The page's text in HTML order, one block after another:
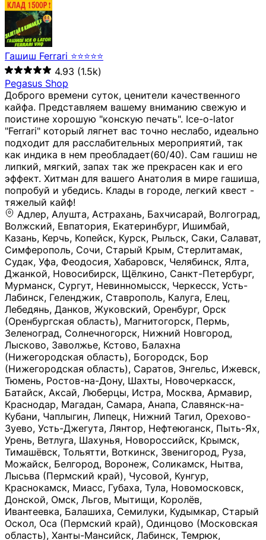
Гашиш Ferrari ⭐⭐⭐⭐⭐
4.93 (1.5k)
Pegasus Shop
Доброго времени суток, ценители качественного
кайфа. Представляем вашему вниманию свежую и
поистине хорошую "конскую печать". Ice-o-lator
"Ferrari" который лягнет вас точно неслабо, идеально
подходит для расслабительных мероприятий, так
как индика в нем преобладает(60/40). Сам гашиш не
липкий, мягкий, запах так же прекрасен как и его
эффект. Хитман для вашего Анатолия в мире гашиша,
попробуй и убедись. Клады в городе, легкий квест -
тяжелый кайф!
Адлер, Алушта, Астрахань, Бахчисарай, Волгоград, Волжский, Евпатория, Екатеринбург, Ишимбай, Казань, Керчь, Копейск, Курск, Рыльск, Саки, Салават, Симферополь, Сочи, Старый Крым, Стерлитамак, Судак, Уфа, Феодосия, Хабаровск, Челябинск, Ялта, Джанкой, Новосибирск, Щёлкино, Санкт-Петербург, Мурманск, Сургут, Невинномысск, Черкесск, Усть-Лабинск, Геленджик, Ставрополь, Калуга, Елец, Лебедянь, Данков, Жуковский, Оренбург, Орск (Оренбургская область), Магнитогорск, Пермь, Зеленоград, Солнечногорск, Нижний Новгород, Лысково, Заволжье, Кстово, Балахна (Нижегородская область), Богородск, Бор (Нижегородская область), Саратов, Энгельс, Ижевск, Тюмень, Ростов-на-Дону, Шахты, Новочеркасск, Батайск, Аксай, Люберцы, Истра, Москва, Армавир, Краснодар, Магадан, Самара, Анапа, Славянск-на-Кубани, Чаплыгин, Липецк, Нижний Тагил, Орехово-Зуево, Усть-Джегута, Лянтор, Нефтеюганск, Пыть-Ях, Урень, Ветлуга, Шахунья, Новороссийск, Крымск, Тимашёвск, Тольятти, Воткинск, Звенигород, Руза, Можайск, Белгород, Воронеж, Соликамск, Нытва, Лысьва (Пермский край), Чусовой, Кунгур, Краснокамск, Миасс, Губаха, Тула, Новомосковск, Донской, Омск, Льгов, Мытищи, Королёв, Ивантеевка, Балашиха, Семилуки, Кудымкар, Старый Оскол, Оса (Пермский край), Одинцово (Московская область), Ханты-Мансийск, Лабинск, Темрюк, Курганинск, Белореченск (Краснодарский край), Алупкa, Губкин, Рязань, Калининград, Усть-Илимск, Фрязино, Минеральные Воды, Пятигорск, Кострома, Ярославль, Коркино, Верхняя Пышма, Подольск, Красноярск, Смоленск, Долгопрудный, Чебоксары, Калачинск, Канск, Киров (Кировская область), Вологда, Рославль, Владивосток, Обнинск, Балабаново (Калужская область), Малоярославец, Брянск, Видное, Ярцево, Вязьма, Гагарин, Приволжск, Фурманов, Чайковский, Кинешма, Горячий Ключ, Улан-Удэ, Туймазы, Дюртюли, Альметьевск, Нефтекамск, Хадыженск, Апшеронск, Майкоп, Уссурийск, Ульяновск, Гатчина, Луга (Ленинградская область), Надым, Ногинск, Электросталь, Железнодорожный (Московская область), Бутурлиновка, Кириллов, Краснознаменск (Калиниградская область), Мышкин, Томмот, Холм, Абакан, Абдулино, Агидель, Агрыз, Адыгейск, Азнакаево, Алатырь, Алдан, Алейск, Александров, Александровск, Алексеевка (Белгородская обл.), Алексин, Амурск, Анадырь, Ангарск, Андреаполь, Анжеро-Судженск, Анива, Апатиты, Арамиль, Ардон, Арзамас, Аркадак, Арсеньев, Артём, Артёмовский, Архангельск, Асбест, Асино, Аткарск, Ахтубинск, Аша, Бабаево (Вологодская область), Бавлы (Республика Татарстан), Байкальск, Бакал, Баксан, Балаклава, Балаково (Саратовская область), Балашов (Саратовская область), Балтийск, Барабинск, Барнаул, Барыш (Ульяновская область), Бежецк, Белая Калитва (Ростовская область), Белебей, Белогорск (Крым), Белозерск, Белокуриха, Беломорск, Белоозёрский (Московская область), Белорецк (Республика Башкортостан), Кызыл, Белоярский (Ханты-Мансийский АО), Бердск, Березники (Пермский край), Берёзовский (Кемеровская область), Берёзовский (Свердловская область), Беслан, Бийск, Бикин, Билибино, Биробиджан, Благовещенск (Амурская область), Благовещенск (Башкортостан), Бобров, Богородицк, Боготол, Богучар, Бокситогорск (Ленинградская область), Бологое (Тверская область), Болхов, Большой Камень (Приморский край), Борисоглебск (Воронежская область), Боровичи (Новгородская область), Боровск, Бородино, Братск, Бронницы (Московская область), Бугульма (Республика Татарстан), Бугуруслан (Оренбургская область), Буинск, Буй, Буйнакск, Валдай, Валуйки, Велиж, Великие Луки, Великий Новгород, Великий Устюг, Вельск, Венёв, Верещагино, Верхнеуральск, Верхний Уфалей, Верхняя Салда, Верхняя Тура, Весьегонск, Вилючинск, Вихоревка, Вичуга, Владикавказ, Волгодонск, Волгореченск, Володарск, Волосово, Волчанск, Вольск, Воркута, Ворсма, Всеволожск (Ленинградская область), Вуктыл, Выкса, Высоковск, Высоцк, Вытегра, Вышний Волочёк, Вяземский, Вязники, Вятские Поляны, Нея, Шилка, Гаврилов Посад, Гаврилов-Ям, Гай, Галич, Гдов, Голицыно, Горно-Алтайск, Горнозаводск, Горняк, Городец, Гороховец, Гремячинск, Грозный, Грязи, Грязовец, Губкинский, Гуково, Гулькевичи, Гурьевск (Калининградская область), Гурьевск (Кемеровская область), Гусев, Гусь-Хрустальный, Давлеканово, Далматово, Дальнегорск, Дегтярск, Дедовск, Демидов, Дербент, Десногорск, Дзержинск, Дзержинский (Московская область), Дивногорск, Димитровград, Дмитровск, Дно, Добрянка, Долинск, Домодедово, Донецк (ДНР), Дорогобуж, Дрезна, Дубна, Дудинка, Духовщина, Дятьково, Егорьевск, Елабуга, Елизово, Ельня (Будет изменено название), Емва, Енисейск, Ермолино, Ершов, Ессентуки, Ефремов, Железноводск, Железногорск (Красноярский край), Железногорск (Курская область), Железногорск-Илимский, Жигулёвск, Жиздра, Жирновск, Жуков, Жуковка, Заводоуковск, Заволжск, Задонск, Заинск, Заозёрный, Заозёрск, Западная Двина, Заполярный, Зарайск, Заречный (Пензенская область), Заречный (Свердловская область), Заринск, Звенигово, Зверево, Зеленогорск ( Ленинградская обл. ), Зеленоградск, Зеленодольск, Зеленокумск, Зерноград, Зима, Змеиногорск, Зубцов, Ивангород, Иваново, Ивдель, Избербаш, Изобильный, Иланский, Инза, Инкерман, Инта, Ипатово, Искитим, Йошкар-Ола, Кадников, Калач, Калач-на-Дону, Калининск, Калтан, Калязин, Камбарка, Каменка (Пензенская область), Каменногорск (Ленинградская область), Каменск-Уральский, Каменск-Шахтинский, Камень-на-Оби, Камешково, Камышин, Канаш, Кандалакша, Карабаново, Карабаш, Карачаевск, Каргат, Каргополь, Карпинск, Карталы, Касимов, Касли, Каспийск, Катав-Ивановск, Катайск, Качканар, Кашин, Кашира, Кемерово, Кемь, Кизел, Кизилюрт, Кизляр, Кимовск, Кимры, Кингисепп, Кинель, Киреевск, Киренск, Киржач, Кириши, Кирово-Чепецк, Кировск (Ленинградская область), Кировск (Мурманская область), Кирсанов, Киселёвск, Кисловодск, Климовск, Клинцы, Княгинино, Ковдор, Ковров, Когалым, Козельск, Козьмодемьянск, Кола, Кологрив, Колпашево, Колпино, Кольчугино, Комсомольск, Комсомольск-на-Амуре, Конаково, Кондопога, Кондрово, Константиновск, Кораблино, Кореновск, Корсаков, Коряжма, Костерёво, Костомукша, Котельники, Котельниково, Котельнич, Котлас, Котовск, Кохма, Красноармейск (Московская область), Краснозаводск, Краснознаменск (Московская область), Краснокаменск, Краснослободск (Волгоградская область), Краснотурьинск, Красноуральск, Красный Сулин, Кремёнки, Кропоткин, Кубинка, Кувшиново (Тверская область), Кудрово, Кулебаки, Кумертау, Курлово, Куровское, Куртамыш, Курчатов, Куса, Кушва, Кыштым, Лабытнанги, Лагань, Лаишево (Республика Татарстан), Лакинск, Лангепас, Лахденпохья, Ленинск-Кузнецкий, Ленск (Республика Саха), Лермонтов (Ставропольский край), Лесозаводск (Приморский край), Лесосибирск, Ливны (Орловская область), Ликино-Дулёво, Липки (Тульская область), Лиски (Воронежская область), Лихославль, Лодейное Поле, Ломоносов (Санкт-Петербург), Лосино-Петровский, Лукоянов, Луховицы, Лыткарино, Любань (Ленинградская область), Любим, Людиново, Магас, Майский, Макаров, Малая Вишера, Малгобек, Мамадыш, Мамоново, Мантурово, Маркс, Махачкала, Мглин, Мегион, Медвежьегорск, Медногорск, Медынь, Меленки, Мелеуз, Менделеевск, Мещовск, Микунь, Миллерово, Минусинск, Миньяр, Мирный (Архангельская область), Мирный (Якутия), Михайловка (Город), Михайловск (Свердловская область), Михайловск (Ставропольский край), Могоча, Можга, Моздок, Мончегорск, Морозовск, Моршанск, Мосальск, Муравленко, Мурино, Муром, Мценск, Мыски, Набережные Челны, Навашино (Нижегородская область), Назарово (Красноярский край), Назрань, Нальчик, Наро-Фоминск, Нарткала, Нарьян-Мар, Находка, Невель (Псковская область), Невельск, Невьянск, Нелидово (Тверская область), Неман, Нерехта (Костромская область), Нерюнгри, Нестеров, Нефтегорск (Самарская область), Нефтекумск, Нижневартовск, Нижнекамск (Республика Татарстан), Нижнеудинск, Нижние Серги, Нижний Ломов, Нижняя Тура, Николаевск-на-Амуре, Никольск (Вологодская область), Никольск (Пензенская область), Новая Ладога, Новая Ляля, Новоалександровск, Новоалтайск, Нововоронеж, Новодвинск, Новозыбков, Новокубанск, Новокуйбышевск, Новомичуринск, Новопавловск, Новоржев, Новосокольники, Новотроицк, Новоульяновск, Новоуральск, Новохопёрск, Новочебоксарск, Новошахтинск, Новый Оскол, Новый Уренгой, Норильск, Нурлат, Нягань, Нязепетровск, Няндома, Облучье, Обоянь, Озёрск (Калининградская область), Озёрск (Челябинская область), Озёры, Октябрьск (Самарская область), Октябрьский (Башкортостан), Окуловка (Новгородская область), Оленегорск, Олонец, Онега, Опочка, Осинники, Осташков, Остров, Острогожск, Отрадный, Оха, Павлово, Павловск (Воронежская область), Павловск (Санкт-Петербург), Павловский Посад, Партизанск, Певек, Пенза, Первоуральск, Перевоз, Пересвет, Переславль-Залесский, Пестово (Новгородская область), Петрозаводск, Петропавловск-Камчатский, Печоры, Пикалёво, Пионерский, Питкяранта, Плавск, Плёс, Подпорожье, Покачи, Покров, Покровск, Полесск, Полысаево, Полярные Зори, Полярный, Поронайск, Порхов, Похвистнево, Почеп, Починок, Пошехонье, Правдинск, Приморск (Калининградская область), Приморско-Ахтарск, Приозерск, Прокопьевск, Протвино, Прохладный, Пугачёв, Пудож, Пустошка, Пушкино, Пущино, Пыталово, Радужный (Владимирская область), Радужный (Ханты-Мансийский АО), Райчихинск, Раменское, Рассказово, Ревда, Реж, Реутов, Родники, Россошь, Ростов (Ярославская обл.), Рошаль, Ртищево, Рубцовск, Рузаевка, Рыбинск, Рыбное, Ряжск, Салехард, Сальск, Саранск, Сарапул, Саров, Сасово, Сатка, Сафоново, Саяногорск, Саянск, Светлогорск, Светлоград, Светлый, Светогорск (Ленинградская область), Свободный, Себеж, Северобайкальск, Северодвинск, Североуральск, Сегежа, Семикаракорск, Сенгилей, Серафимович, Сергач, Сергиев Посад, Сердобск, Сертолово (Ленинградская область), Сестрорецк (Ленинградская область), Сибай, Скопин, Славгород, Сланцы, Слободской, Слюдянка, Собинка, Советск (Кировская область), Советск (Калининградская область), Советск (Тульская область), Советская Гавань, Советский (Ханты-Мансийский АО), Сокол (Вологодская область), Солигалич, Соль-Илецк, Сольцы, Сортавала, Сосенский, Сосновоборск, Сосновый Бор (Ленинградская область), Сосногорск, Спас-Клепики, Спасск-Рязанский, С